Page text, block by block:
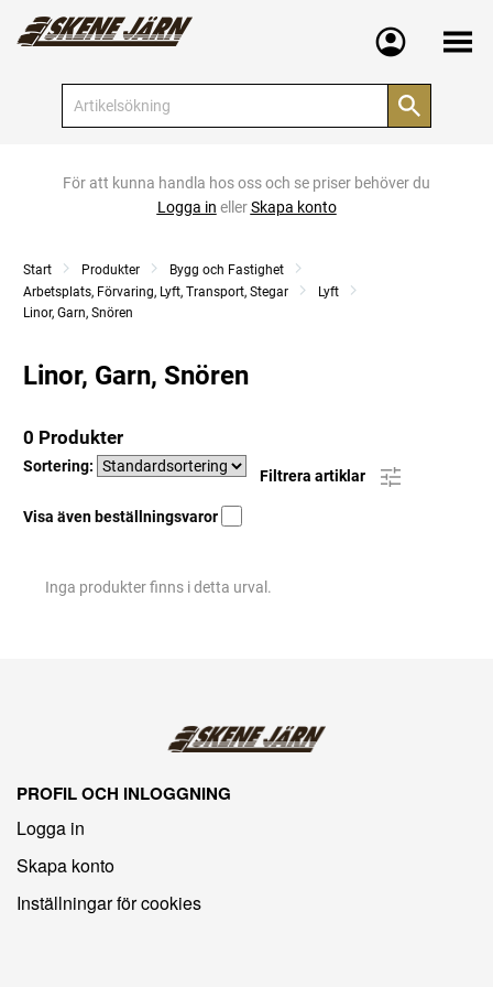
Meny
För att kunna handla hos oss och se priser behöver du
Logga in ellerSkapa konto
Start Produkter
Bygg och Fastighet
Arbetsplats, Förvaring, Lyft, Transport, Stegar
Lyft
Linor, Garn, Snören
Linor, Garn, Snören
0 Produkter
Sortering:
Filtrera artiklar
Visa även beställningsvaror
Inga produkter finns i detta urval.
PROFIL OCH INLOGGNING
Logga in
Skapa konto
Inställningar för cookies